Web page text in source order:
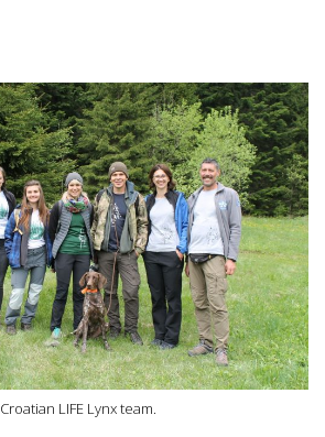
Croatian LIFE Lynx team.